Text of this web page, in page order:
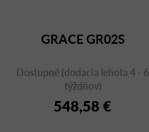
GRACE GR02S
Dostupné (dodacia lehota 4 - 6
týždňov)
548,58 €